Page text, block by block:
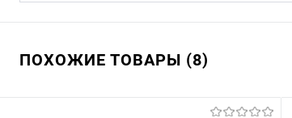
ПОХОЖИЕ ТОВАРЫ (8)